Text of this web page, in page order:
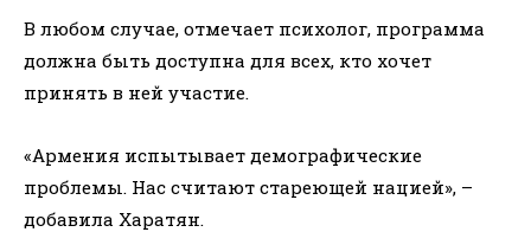
В любом случае, отмечает психолог, программа
должна быть доступна для всех, кто хочет
принять в ней участие.
«Армения испытывает демографические
проблемы. Нас считают стареющей нацией», –
добавила Харатян.